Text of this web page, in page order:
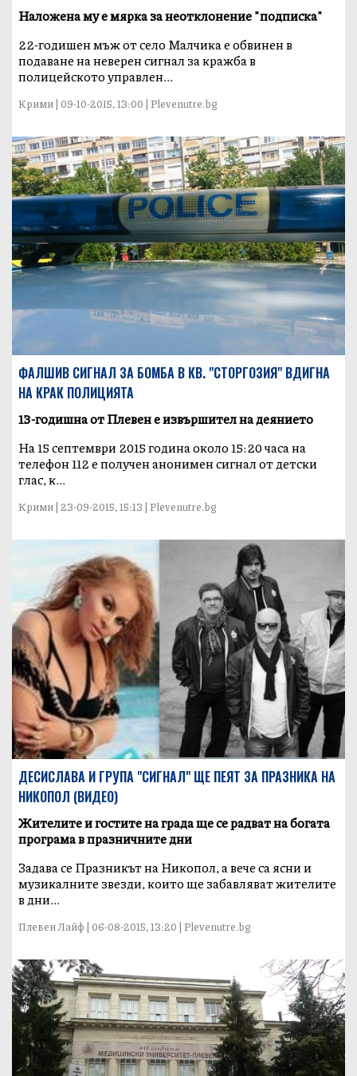
Наложена му е мярка за неотклонение "подписка"
22-годишен мъж от сeло Малчика е обвинен в
подаване на неверен сигнал за кражба в
полицейското управлен...
Крими | 09-10-2015, 13:00 | Plevenutre.bg
ФАЛШИВ СИГНАЛ ЗА БОМБА В КВ. "СТОРГОЗИЯ" ВДИГНА
НА КРАК ПОЛИЦИЯТА
13-годишна от Плевен е извършител на деянието
На 15 септември 2015 година около 15:20 часа на
телефон 112 е получен анонимен сигнал от детски
глас, к...
Крими | 23-09-2015, 15:13 | Plevenutre.bg
ДЕСИСЛАВА И ГРУПА "СИГНАЛ" ЩЕ ПЕЯТ ЗА ПРАЗНИКА НА
НИКОПОЛ (ВИДЕО)
Жителите и гостите на града ще се радват на богата
програма в празничните дни
Задава се Празникът на Никопол, а вече са ясни и
музикалните звезди, които ще забавляват жителите
в дни...
Плевен Лайф | 06-08-2015, 13:20 | Plevenutre.bg